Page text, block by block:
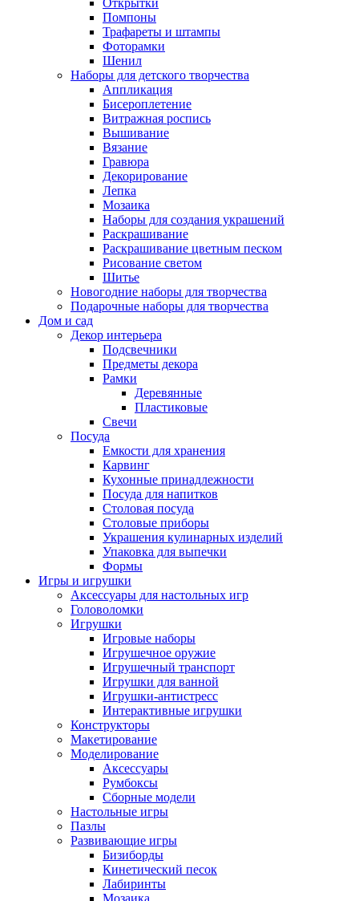
Открытки
Помпоны
Трафареты и штампы
Фоторамки
Шенил
Наборы для детского творчества
Аппликация
Бисероплетение
Витражная роспись
Вышивание
Вязание
Гравюра
Декорирование
Лепка
Мозаика
Наборы для создания украшений
Раскрашивание
Раскрашивание цветным песком
Рисование светом
Шитье
Новогодние наборы для творчества
Подарочные наборы для творчества
Дом и сад
Декор интерьера
Подсвечники
Предметы декора
Рамки
Деревянные
Пластиковые
Свечи
Посуда
Емкости для хранения
Карвинг
Кухонные принадлежности
Посуда для напитков
Столовая посуда
Столовые приборы
Украшения кулинарных изделий
Упаковка для выпечки
Формы
Игры и игрушки
Аксессуары для настольных игр
Головоломки
Игрушки
Игровые наборы
Игрушечное оружие
Игрушечный транспорт
Игрушки для ванной
Игрушки-антистресс
Интерактивные игрушки
Конструкторы
Макетирование
Моделирование
Аксессуары
Румбоксы
Сборные модели
Настольные игры
Пазлы
Развивающие игры
Бизиборды
Кинетический песок
Лабиринты
Мозаика